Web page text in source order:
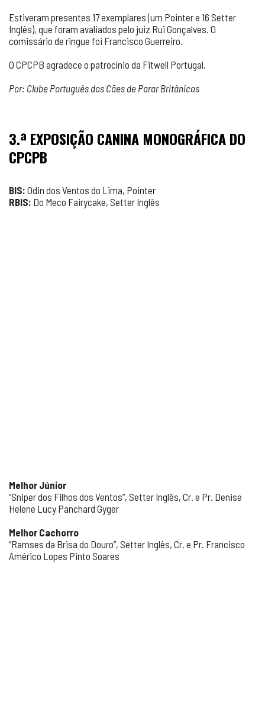
Estiveram presentes 17 exemplares (um Pointer e 16 Setter
Inglês), que foram avaliados pelo juiz Rui Gonçalves. O
comissário de ringue foi Francisco Guerreiro.
O CPCPB agradece o patrocínio da Fitwell Portugal.
Por: Clube Português dos Cães de Parar Britânicos
3.ª EXPOSIÇÃO CANINA MONOGRÁFICA DO
CPCPB
BIS: Odin dos Ventos do Lima, Pointer
RBIS: Do Meco Fairycake, Setter Inglês
Melhor Júnior
“Sniper dos Filhos dos Ventos”, Setter Inglês, Cr. e Pr. Denise
Helene Lucy Panchard Gyger
Melhor Cachorro
“Ramses da Brisa do Douro”, Setter Inglês, Cr. e Pr. Francisco
Américo Lopes Pinto Soares